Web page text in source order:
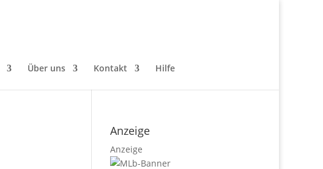
Über uns Kontakt Hilfe
Anzeige
Anzeige